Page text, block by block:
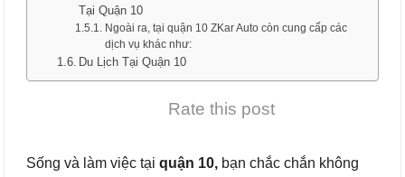
Tại Quận 10
Ngoài ra, tại quận 10 ZKar Auto còn cung cấp các
dịch vụ khác như:
Du Lịch Tại Quận 10
Rate this post
Sống và làm việc tại quận 10, bạn chắc chắn không